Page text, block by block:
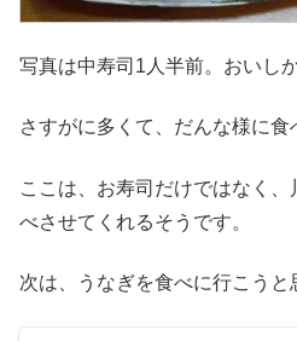
写真は中寿司1人半前。おいし
さすがに多くて、だんな様に食
ここは、お寿司だけではなく
べさせてくれるそうです。
次は、うなぎを食べに行こうと